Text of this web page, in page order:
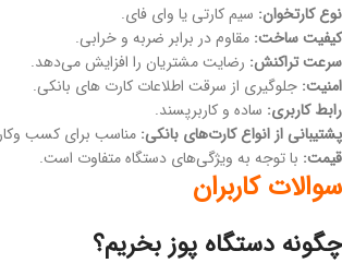
نوع کارتخوان: سیم کارتی یا وای فای.
کیفیت ساخت: مقاوم در برابر ضربه و خرابی.
سرعت تراکنش: رضایت مشتریان را افزایش می‌دهد.
امنیت: جلوگیری از سرقت اطلاعات کارت های بانکی.
رابط کاربری: ساده و کاربرپسند.
پشتیبانی از انواع کارت‌های بانکی: مناسب برای کسب
قیمت: با توجه به ویژگی‌های دستگاه متفاوت است.
سوالات کاربران
چگونه دستگاه پوز بخریم؟